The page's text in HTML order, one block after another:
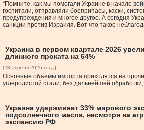
“Помните, как мы помогали Украине в начале
госпитали, отправляли боеприпасы, каски,
предупреждения и многое другое. А сегодня
санкции против Израиля. Вот что такое
Украина в первом квартале 2026
длинного проката на 64%
[28 апреля 2026 года]
Основные объемы импорта приходятся на
углеродистой стали, без дальнейшей
Украина удерживает 33% мирового
подсолнечного масла, несмотря на
экспансию РФ